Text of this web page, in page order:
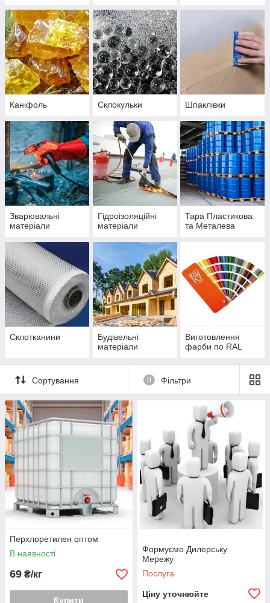
Каніфоль Склокульки Шпаклівки
Зварювальні
матеріали
Гідроізоляційні
матеріали
Тара Пластикова
та Металева
Склотканини
Будівельні
матеріали
Виготовлення
фарби по RAL
Сортування 0 Фільтри
Перхлоретилен оптом
В наявності
69 ₴/кг
Купити
Формуємо Дилерську
Мережу
Послуга
Ціну уточнюйте